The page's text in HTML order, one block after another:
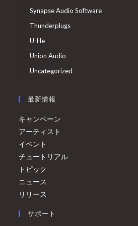
Synapse Audio Software
Thunderplugs
U-He
Union Audio
Uncategorized
最新情報
キャンペーン
アーティスト
イベント
チュートリアル
トピック
ニュース
リリース
サポート